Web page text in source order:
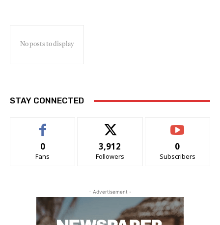
No posts to display
STAY CONNECTED
0
Fans
3,912
Followers
0
Subscribers
- Advertisement -